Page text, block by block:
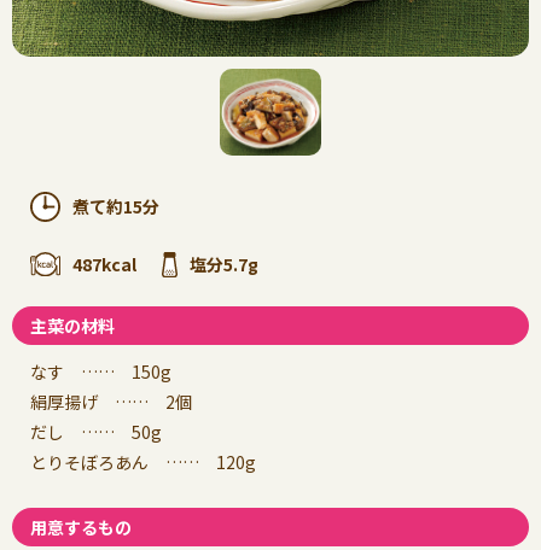
煮て約15分
487kcal 塩分5.7g
主菜の材料
なす …… 150g
絹厚揚げ …… 2個
だし …… 50g
とりそぼろあん …… 120g
用意するもの